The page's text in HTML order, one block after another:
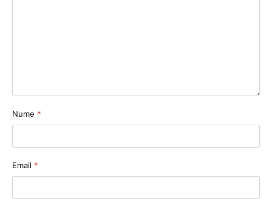
Nume *
Email *